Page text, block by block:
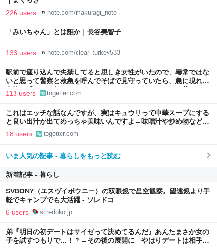
226 users note.com/makuragi_note
「みいちゃん」とは誰か｜長谷美智子
133 users note.com/clear_turkey533
駅前で座り込んで失禁してると思しき女性がいたので、尋常ではな
いと思って警察と救急を呼んでそばで見守っていたら、急に現れた
女性に「あなた何してるんですか！？」とスマホをはたき落とされ
113 users togetter.com
これはエッチな話なんですが、実はキュウリって中華スープにする
と良い出汁が出てめっちゃ美味いんですよ→味噌汁や炒め物など、
キュウリの加熱調理はいろいろある
18 users togetter.com
いま人気の記事 - 暮らしをもっと読む
新着記事 - 暮らし
SVBONY（エスヴイボウニー）の双眼鏡で星空観察。望遠鏡より手
軽でキャンプでも大活躍 - ソレドコ
6 users soredoko.jp
弟『明日の初デートはサイゼって決めてるんだ』あんたまさか女の
子を試すつもりで…！？→その後の展開に「やはりデートは相手へ